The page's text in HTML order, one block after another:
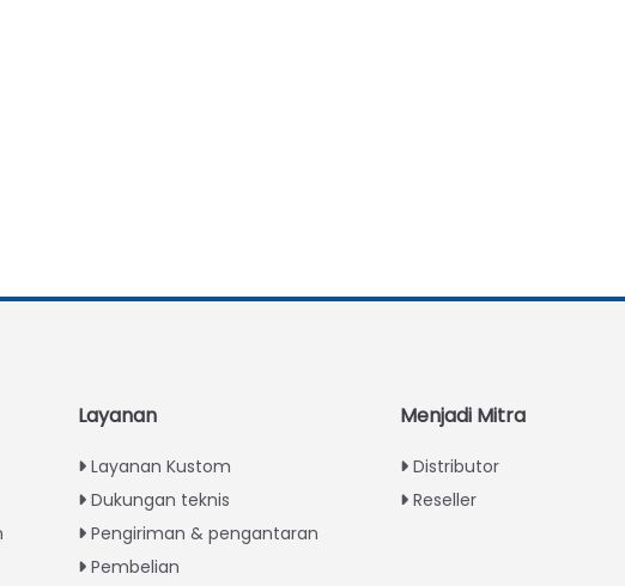
Layanan
Layanan Kustom
Dukungan teknis
Pengiriman & pengantaran
Pembelian
Menjadi Mitra
Distributor
Reseller